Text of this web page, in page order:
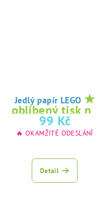
Jedlý papír LEGO ★
oblíbený tisk na
jedlý papír
99 Kč
🔥 OKAMŽITÉ ODESLÁNÍ
Detail